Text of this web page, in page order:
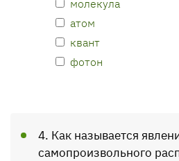
молекула
атом
квант
фотон
4. Как называется
самопроизвольного